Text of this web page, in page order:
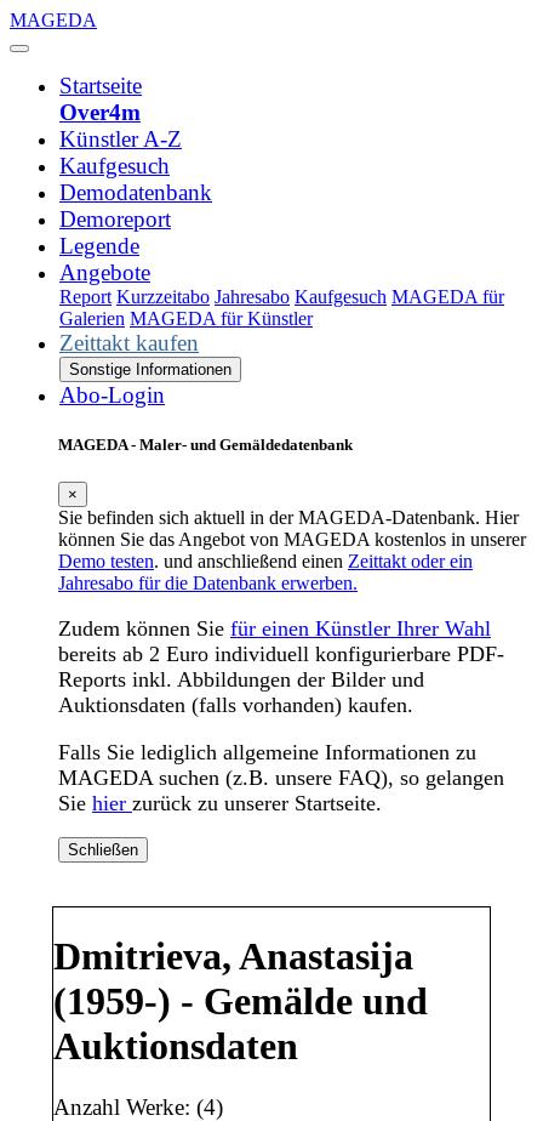
MAGEDA
Startseite
Over4m
Künstler A-Z
Kaufgesuch
Demodatenbank
Demoreport
Legende
Angebote
Report Kurzzeitabo Jahresabo Kaufgesuch MAGEDA für
Galerien MAGEDA für Künstler
Zeittakt kaufen
Sonstige Informationen
Abo-Login
MAGEDA - Maler- und Gemäldedatenbank
×
Sie befinden sich aktuell in der MAGEDA-Datenbank. Hier
können Sie das Angebot von MAGEDA kostenlos in unserer
Demo testen. und anschließend einen Zeittakt oder ein
Jahresabo für die Datenbank erwerben.
Zudem können Sie für einen Künstler Ihrer Wahl
bereits ab 2 Euro individuell konfigurierbare PDF-
Reports inkl. Abbildungen der Bilder und
Auktionsdaten (falls vorhanden) kaufen.
Falls Sie lediglich allgemeine Informationen zu
MAGEDA suchen (z.B. unsere FAQ), so gelangen
Sie hier zurück zu unserer Startseite.
Schließen
Dmitrieva, Anastasija
(1959-) - Gemälde und
Auktionsdaten
Anzahl Werke: (4)